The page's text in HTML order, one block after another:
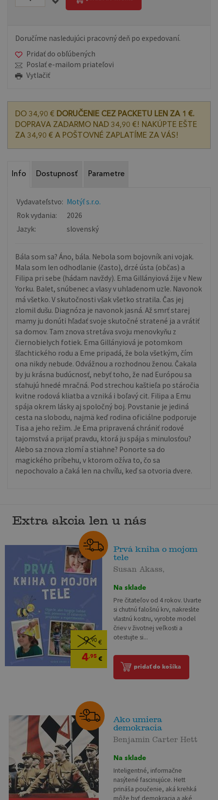
Doručíme nasledujúci pracovný deň po expedovaní.
Pridať do obľúbených
Poslať e-mailom priateľovi
Vytlačiť
DO 34,90 € DORUČENIE CEZ PACKETU LEN ZA 1 €.
DOPRAVA ZADARMO NAD 34,90 €! NAKÚPTE EŠTE
ZA 34,90 € A POŠTOVNÉ ZAPLATÍME ZA VÁS!
Info Dostupnosť Parametre
Vydavateľstvo: Motýľ s.r.o.
Rok vydania:
2026
Jazyk:
slovenský
Bála som sa? Áno, bála. Nebola som bojovník ani vojak.
Mala som len odhodlanie (často), drzé ústa (občas) a
Filipa pri sebe (hádam navždy). Ema Gillányiová žije v New
Yorku. Balet, snúbenec a vlasy v uhladenom uzle. Navonok
má všetko. V skutočnosti však všetko stratila. Čas jej
zlomil dušu. Diagnóza je navonok jasná. Až smrť starej
mamy ju donúti hľadať svoje skutočné stratené ja a vrátiť
sa domov. Tam znova stretáva svoju menovkyňu z
čiernobielych fotiek. Ema Gillányiová je potomkom
šľachtického rodu a Eme pripadá, že bola všetkým, čím
ona nikdy nebude. Odvážnou a rozhodnou ženou. Čakala
by ju krásna budúcnosť, nebyť toho, že nad Európou sa
sťahujú hnedé mračná. Pod strechou kaštieľa po stáročia
kvitne rodová kliatba a vzniká i boľavý cit. Filipa a Emu
spája okrem lásky aj spoločný boj. Povstanie je jediná
cesta na slobodu, najmä keď rodina oficiálne podporuje
Tisa a jeho režim. Je Ema pripravená chrániť rodové
tajomstvá a prijať pravdu, ktorá ju spája s minulosťou?
Alebo sa znova zlomí a stiahne? Ponorte sa do
magického príbehu, v ktorom ožíva to, čo sa
nepochovalo a čaká len na chvíľu, keď sa otvoria dvere.
Extra akcia len u nás
9,90€
4,95€
Prvá kniha o mojom
tele
Susan Akass,
Na sklade
Pre čitateľov od 4 rokov. Uvarte
si chutnú falošnú krv, nakreslite
vlastnú kostru, vyrobte model
čriev v životnej veľkosti a
otestujte si...
pridať do košíka
Ako umiera
demokracia
Benjamin Carter Hett
Na sklade
Inteligentné, informačne
nasýtené fascinujúce. Hett
prináša poučenie, aká krehká